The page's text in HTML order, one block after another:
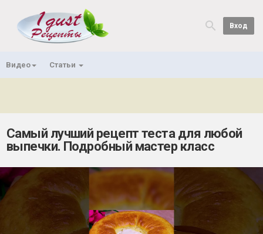
Вход
Видео Статьи
Самый лучший рецепт теста для любой
выпечки. Подробный мастер класс